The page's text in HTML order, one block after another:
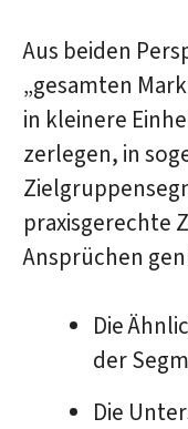
Aus beiden
„gesamten
in kleinere
zerlegen, in
praxisgerechte
Ansprüchen
Die
der
Die